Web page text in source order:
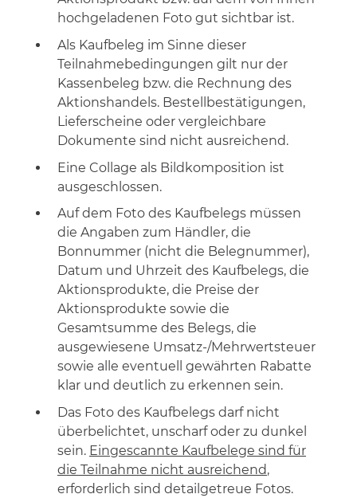
hochgeladenen Foto gut sichtbar ist.
Als Kaufbeleg im Sinne dieser
Teilnahmebedingungen gilt nur der
Kassenbeleg bzw. die Rechnung des
Aktionshandels. Bestellbestätigungen,
Lieferscheine oder vergleichbare
Dokumente sind nicht ausreichend.
Eine Collage als Bildkomposition ist
ausgeschlossen.
Auf dem Foto des Kaufbelegs müssen
die Angaben zum Händler, die
Bonnummer (nicht die Belegnummer),
Datum und Uhrzeit des Kaufbelegs, die
Aktionsprodukte, die Preise der
Aktionsprodukte sowie die
Gesamtsumme des Belegs, die
ausgewiesene Umsatz-/Mehrwertsteuer
sowie alle eventuell gewährten Rabatte
klar und deutlich zu erkennen sein.
Das Foto des Kaufbelegs darf nicht
überbelichtet, unscharf oder zu dunkel
sein. Eingescannte Kaufbelege sind für
die Teilnahme nicht ausreichend,
erforderlich sind detailgetreue Fotos.